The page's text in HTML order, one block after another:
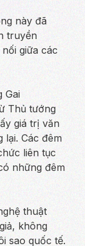
này đã
truyền
giữa các
Gai
Thủ tướng
giá trị văn
lại. Các đêm
liên tục
những đêm
thuật
không
sao quốc tế.